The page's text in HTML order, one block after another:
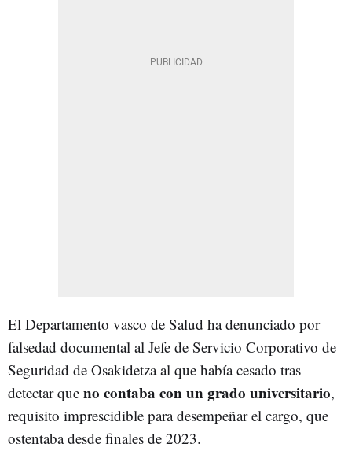
El Departamento vasco de Salud ha denunciado por
falsedad documental al Jefe de Servicio Corporativo de
Seguridad de Osakidetza al que había cesado tras
detectar que no contaba con un grado universitario,
requisito imprescidible para desempeñar el cargo, que
ostentaba desde finales de 2023.